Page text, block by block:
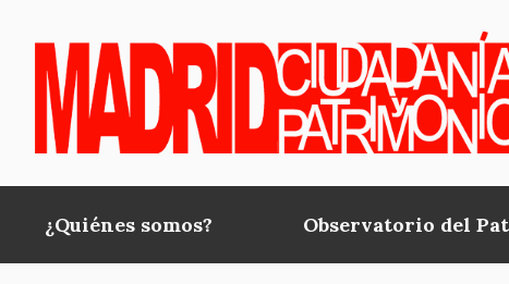
Main
¿Quiénes somos? Observatorio del